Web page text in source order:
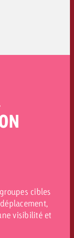
cibles
visibilité et